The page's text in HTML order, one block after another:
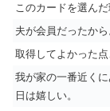
このカードを選ん
夫が会員だったから
取得してよかった
我が家の一番近く
日は嬉しい。